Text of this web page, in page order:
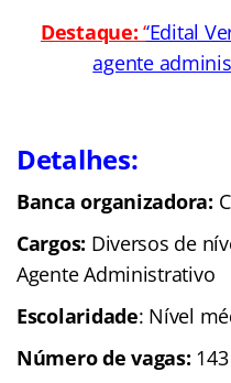
Destaque: ‘‘Edital
agente
Detalhes:
Banca organizadora:
Cargos: Diversos de
Agente Administrativo
Escolaridade: Nível
Número de vagas: